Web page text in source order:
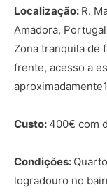
Localização: R.
Amadora, Portugal
Zona tranquila de
frente, acesso a
Custo: 400€ com
Condições:
logradouro no